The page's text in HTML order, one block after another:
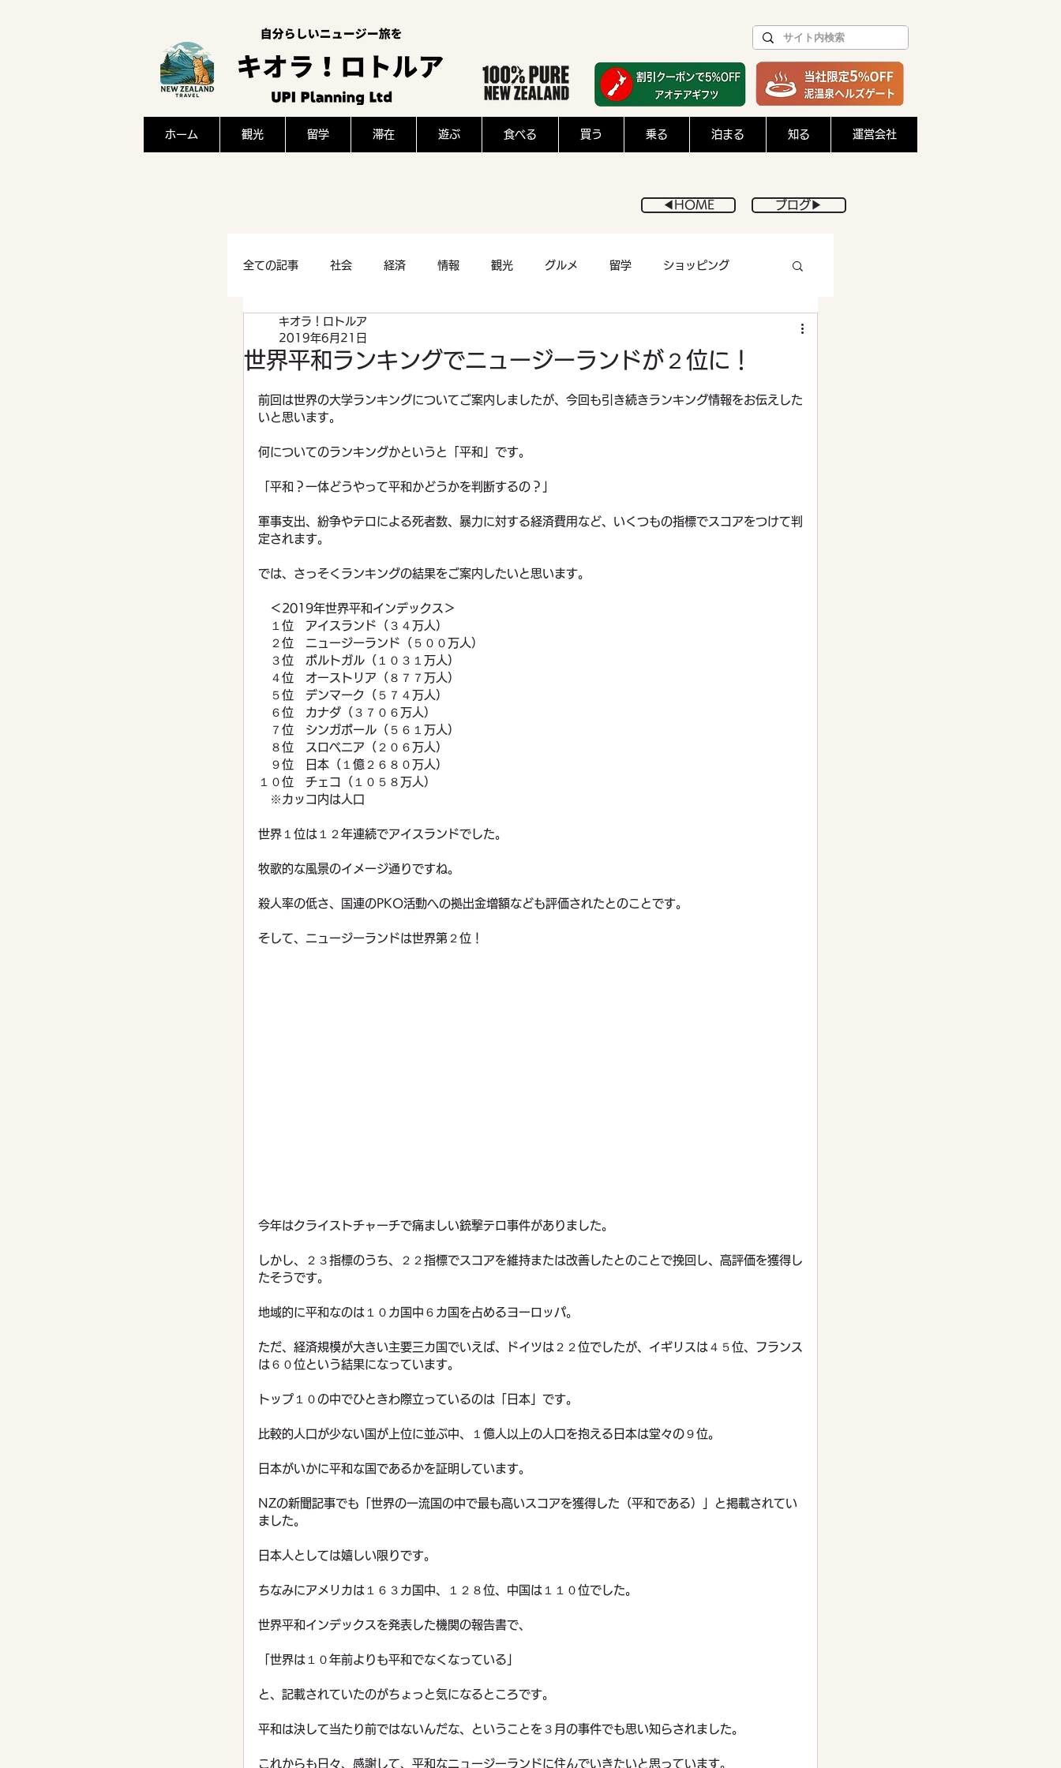
ホーム 観光 留学 滞在 遊ぶ 食べる 買う 乗る 泊まる 知る 運営会社
◀︎HOME ブログ▶︎
全ての記事 社会 経済 情報 観光 グルメ 留学 ショッピング
感想 文化
お金 家族
世界平和ランキングでニュージーランドが２位に！
キオラ！ロトルア
2019年6月21日
前回は世界の大学ランキングについてご案内しましたが、今回も引き続きランキング情報をお伝えした
いと思います。
何についてのランキングかというと「平和」です。
「平和？一体どうやって平和かどうかを判断するの？」
軍事支出、紛争やテロによる死者数、暴力に対する経済費用など、いくつもの指標でスコアをつけて判
定されます。
では、さっそくランキングの結果をご案内したいと思います。
＜2019年世界平和インデックス＞
１位　アイスランド（３４万人）
２位　ニュージーランド（５００万人）
３位　ポルトガル（１０３１万人）
４位　オーストリア（８７７万人）
５位　デンマーク（５７４万人）
６位　カナダ（３７０６万人）
７位　シンガポール（５６１万人）
８位　スロベニア（２０６万人）
９位　日本（１億２６８０万人）
１０位　チェコ（１０５８万人）
※カッコ内は人口
世界１位は１２年連続でアイスランドでした。
牧歌的な風景のイメージ通りですね。
殺人率の低さ、国連のPKO活動への拠出金増額なども評価されたとのことです。
そして、ニュージーランドは世界第２位！
今年はクライストチャーチで痛ましい銃撃テロ事件がありました。
しかし、２３指標のうち、２２指標でスコアを維持または改善したとのことで挽回し、高評価を獲得し
たそうです。
地域的に平和なのは１０カ国中６カ国を占めるヨーロッパ。
ただ、経済規模が大きい主要三カ国でいえば、ドイツは２２位でしたが、イギリスは４５位、フランス
は６０位という結果になっています。
トップ１０の中でひときわ際立っているのは「日本」です。
比較的人口が少ない国が上位に並ぶ中、１億人以上の人口を抱える日本は堂々の９位。
日本がいかに平和な国であるかを証明しています。
NZの新聞記事でも「世界の一流国の中で最も高いスコアを獲得した（平和である）」と掲載されてい
ました。
日本人としては嬉しい限りです。
ちなみにアメリカは１６３カ国中、１２８位、中国は１１０位でした。
世界平和インデックスを発表した機関の報告書で、
「世界は１０年前よりも平和でなくなっている」
と、記載されていたのがちょっと気になるところです。
平和は決して当たり前ではないんだな、ということを３月の事件でも思い知らされました。
これからも日々、感謝して、平和なニュージーランドに住んでいきたいと思っています。